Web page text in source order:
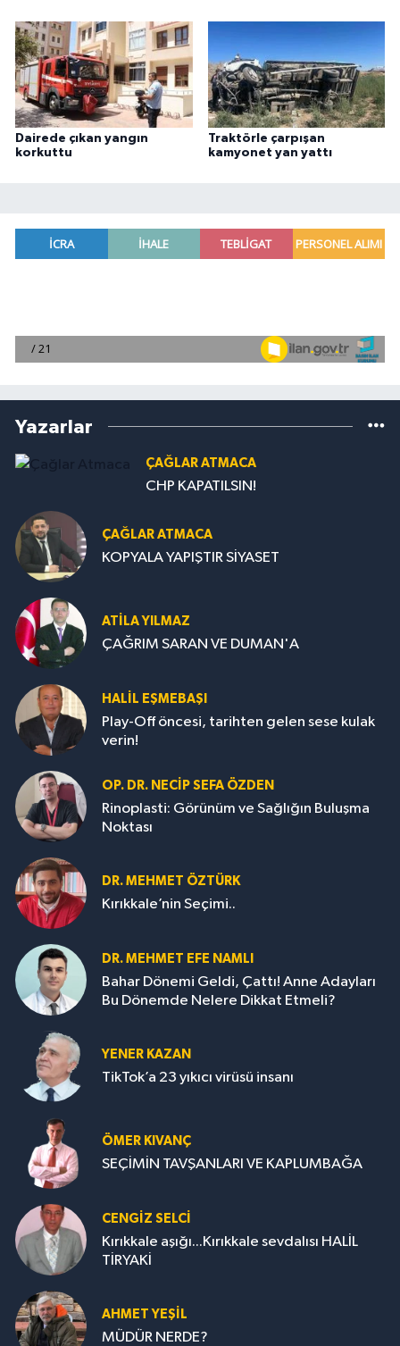
Dairede çıkan yangın
korkuttu
Traktörle çarpışan
kamyonet yan yattı
Yazarlar
ÇAĞLAR ATMACA
CHP KAPATILSIN!
ÇAĞLAR ATMACA
KOPYALA YAPIŞTIR SİYASET
ATILA YILMAZ
ÇAĞRIM SARAN VE DUMAN'A
HALIL EŞMEBAŞI
Play-Off öncesi, tarihten gelen sese kulak
verin!
OP. DR. NECIP SEFA ÖZDEN
Rinoplasti: Görünüm ve Sağlığın Buluşma
Noktası
DR. MEHMET ÖZTÜRK
Kırıkkale’nin Seçimi..
DR. MEHMET EFE NAMLI
Bahar Dönemi Geldi, Çattı! Anne Adayları
Bu Dönemde Nelere Dikkat Etmeli?
YENER KAZAN
TikTok’a 23 yıkıcı virüsü insanı
ÖMER KIVANÇ
SEÇİMİN TAVŞANLARI VE KAPLUMBAĞA
CENGİZ SELCİ
Kırıkkale aşığı...Kırıkkale sevdalısı HALİL
TİRYAKİ
AHMET YEŞİL
MÜDÜR NERDE?